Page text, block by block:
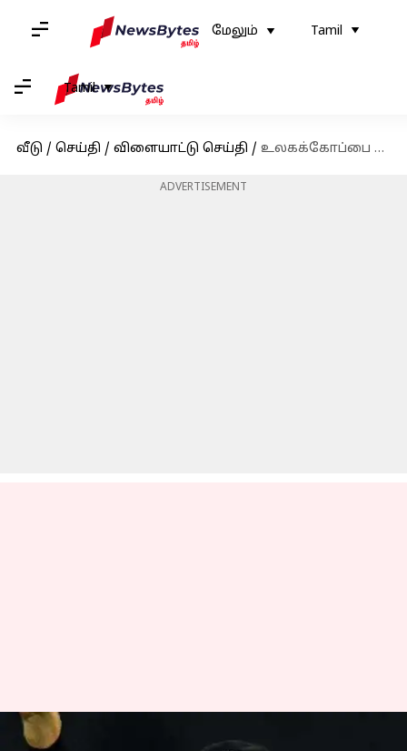
மேலும் Tamil
Tamil
வீடு / செய்தி / விளையாட்டு செய்தி / உலகக்கோப்பை பயிற்சி ஆட்டங்களில் பங்கேற்பதாக கேன் வில்லியம்சன் அறிவிப்பு
ADVERTISEMENT
உலகக்கோப்பை பயிற்சி